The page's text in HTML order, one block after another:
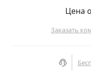
Цена
Заказать